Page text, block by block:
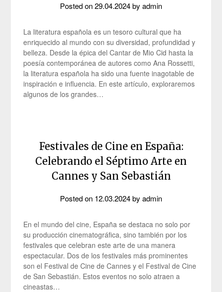
Posted on29.04.2024by admin
La literatura española es un tesoro cultural que ha
enriquecido al mundo con su diversidad, profundidad y
belleza. Desde la épica del Cantar de Mio Cid hasta la
poesía contemporánea de autores como Ana Rossetti,
la literatura española ha sido una fuente inagotable de
inspiración e influencia. En este artículo, exploraremos
algunos de los grandes…
Festivales de Cine en España:
Celebrando el Séptimo Arte en
Cannes y San Sebastián
Posted on 12.03.2024by admin
En el mundo del cine, España se destaca no solo por
su producción cinematográfica, sino también por los
festivales que celebran este arte de una manera
espectacular. Dos de los festivales más prominentes
son el Festival de Cine de Cannes y el Festival de Cine
de San Sebastián. Estos eventos no solo atraen a
cineastas…